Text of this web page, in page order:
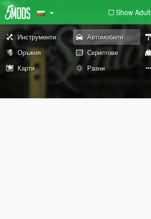
Show Adult
Инструменти Автомобили
Оръжия Скриптове
Карти
Разни